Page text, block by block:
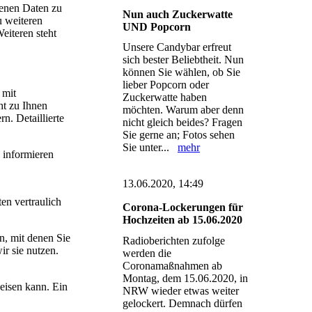
Daten zu
weiteren
steht
mit
zu Ihnen
Detaillierte
informieren
vertraulich
mit denen Sie
sie nutzen.
kann. Ein
Nun auch Zuckerwatte
UND Popcorn
Unsere Candybar erfreut
sich bester Beliebtheit. Nun
können Sie wählen, ob Sie
lieber Popcorn oder
Zuckerwatte haben
möchten. Warum aber denn
nicht gleich beides? Fragen
Sie gerne an; Fotos sehen
Sie unter... mehr
13.06.2020, 14:49
Corona-Lockerungen für
Hochzeiten ab 15.06.2020
Radioberichten zufolge
werden die
Coronamaßnahmen ab
Montag, dem 15.06.2020, in
NRW wieder etwas weiter
gelockert. Demnach dürfen